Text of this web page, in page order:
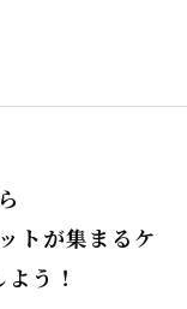
トが集まるケ
う！